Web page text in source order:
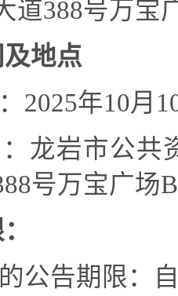
道388号万宝
地点
2025年10月
：龙岩市公共
号万宝广场
：
公告期限：